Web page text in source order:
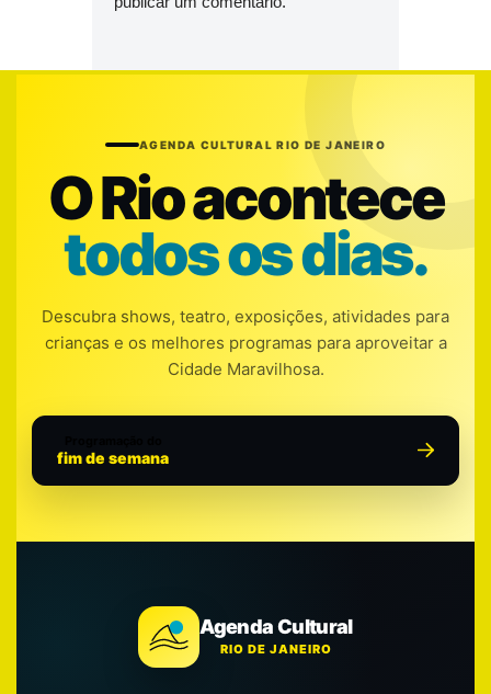
AGENDA CULTURAL RIO DE JANEIRO
O Rio acontece
todos os dias.
Descubra shows, teatro, exposições, atividades para
crianças e os melhores programas para aproveitar a
Cidade Maravilhosa.
fim de semana
Agenda Cultural
RIO DE JANEIRO